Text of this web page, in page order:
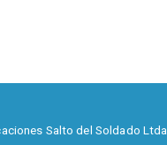
Salto del Soldado Ltda.